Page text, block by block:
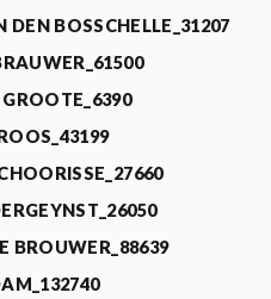
DEN BOSSCHELLE_31207
BROUWER_88639